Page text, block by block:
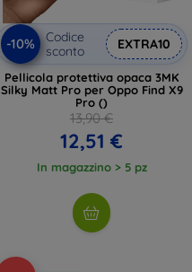
-10%
Codice
sconto
EXTRA10
Pellicola protettiva opaca 3MK
Silky Matt Pro per Oppo Find X9
Pro ()
13,90 €
12,51 €
In magazzino > 5 pz